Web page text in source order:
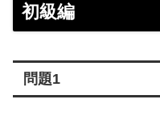
初級編
問題1